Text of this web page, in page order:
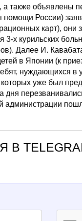
также объявлены
России)
карт), они
х курильских
Далее И.
в Японии (к
нуждающихся в
уже был
дня
администрации